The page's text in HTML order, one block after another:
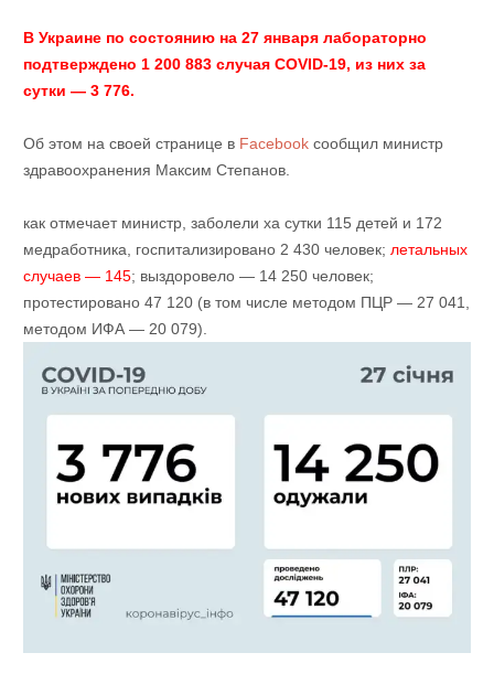
В Украине по состоянию на 27 января лабораторно
подтверждено 1 200 883 случая COVID-19, из них за
сутки — 3 776.
Об этом на своей странице вFacebook сообщил министр
здравоохранения Максим Степанов.
как отмечает министр, заболели ха сутки 115 детей и 172
медработника, госпитализировано 2 430 человек; летальных
случаев — 145; выздоровело — 14 250 человек;
протестировано 47 120 (в том числе методом ПЦР — 27 041,
методом ИФА — 20 079).